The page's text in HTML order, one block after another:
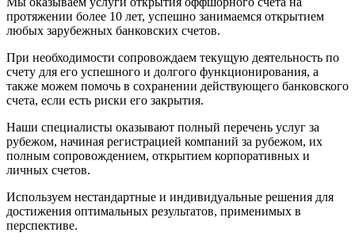
протяжении более 10 лет, успешно занимаемся открытием
любых зарубежных банковских счетов.
При необходимости сопровождаем текущую деятельность по
счету для его успешного и долгого функционирования, а
также можем помочь в сохранении действующего банковского
счета, если есть риски его закрытия.
Наши специалисты оказывают полный перечень услуг за
рубежом, начиная регистрацией компаний за рубежом, их
полным сопровождением, открытием корпоративных и
личных счетов.
Используем нестандартные и индивидуальные решения для
достижения оптимальных результатов, применимых в
перспективе.